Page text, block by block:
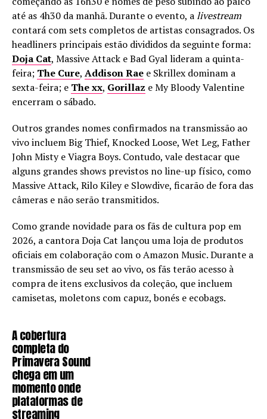
até as 4h30 da manhã. Durante o evento, alivestream
contará com sets completos de artistas consagrados. Os
headliners principais estão divididos da seguinte forma:
Doja Cat, Massive Attack e Bad Gyal lideram a quinta-
feira; The Cure, Addison Rae e Skrillex dominam a
sexta-feira; e The xx, Gorillaz e My Bloody Valentine
encerram o sábado.
Outros grandes nomes confirmados na transmissão ao
vivo incluem Big Thief, Knocked Loose, Wet Leg, Father
John Misty e Viagra Boys. Contudo, vale destacar que
alguns grandes shows previstos no line-up físico, como
Massive Attack, Rilo Kiley e Slowdive, ficarão de fora das
câmeras e não serão transmitidos.
Como grande novidade para os fãs de cultura pop em
2026, a cantora Doja Cat lançou uma loja de produtos
oficiais em colaboração com o Amazon Music. Durante a
transmissão de seu set ao vivo, os fãs terão acesso à
compra de itens exclusivos da coleção, que incluem
camisetas, moletons com capuz, bonés e ecobags.
A cobertura
completa do
Primavera Sound
chega em um
momento onde
plataformas de
streaming